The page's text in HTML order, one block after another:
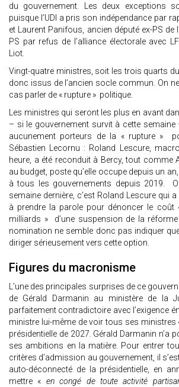
du gouvernement. Les deux exceptions
puisque l’UDI a pris son indépendance par
et Laurent Panifous, ancien député ex-PS de
PS par refus de l’alliance électorale avec
Liot.
Vingt-quatre ministres, soit les trois quarts
donc issus de l’ancien socle commun. On
cas parler de « rupture » politique.
Les ministres qui seront les plus en avant
– si le gouvernement survit à cette semaine
aucunement porteurs de la « rupture »
Sébastien Lecornu : Roland Lescure,
heure, a été reconduit à Bercy, tout comme
au budget, poste qu’elle occupe depuis un
à tous les gouvernements depuis 2019.
semaine dernière, c’est Roland Lescure qui a
à prendre la parole pour dénoncer le coût
milliards » d’une suspension de la
nomination ne semble donc pas indiquer
diriger sérieusement vers cette option.
Figures du macronisme
L’une des principales surprises de ce
de Gérald Darmanin au ministère de la
parfaitement contradictoire avec l’exigence
ministre lui-même de voir tous ses ministres
présidentielle de 2027. Gérald Darmanin n’a
ses ambitions en la matière. Pour entrer
critères d’admission au gouvernement, il
auto-déconnecté de la présidentielle, en
mettre « en congé de toute activité